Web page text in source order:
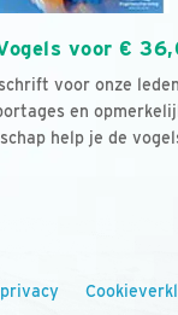
voor €
voor onze
en
help je de